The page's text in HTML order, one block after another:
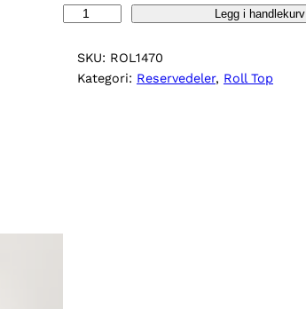
R
Legg i handlekurv
SKU: ROL1470
Kategori: Reservedeler, Roll Top